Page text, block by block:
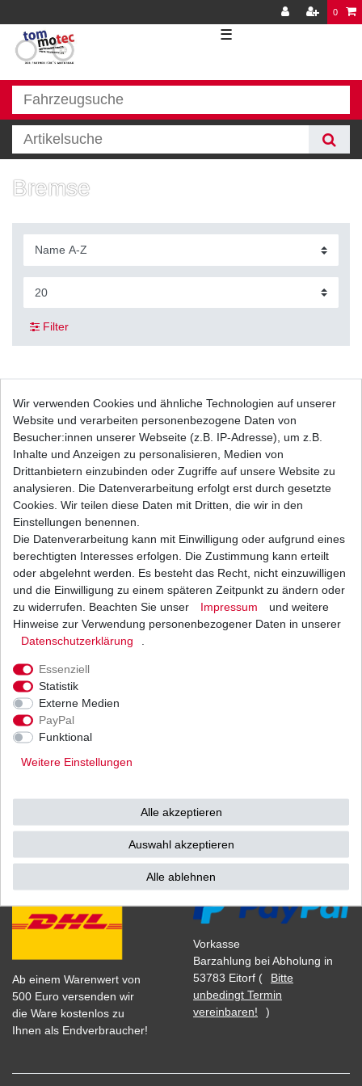
0
☰
Bremse
Filter
Bremsbeläge EBC FA 083 HH FA083HH FA 83
HH FA83HH Sinter Bremsklötze
UVP 35,49 € 24,29 € *
| 24,29 € / Satz
inkl. ges. MwSt. Versandkosten
Bremsbeläge EBC FA 083 TT FA083TT Standard
UVP 25,36 € 17,36 € *
1 Satz | 17,36 € / Satz
inkl. ges. MwSt. zzgl.
Ab einem Warenwert von
500 Euro versenden wir
die Ware kostenlos zu
Ihnen als Endverbraucher!
Bezahlarten
Vorkasse
Barzahlung bei Abholung in
53783 Eitorf (
Bitte
unbedingt Termin
vereinbaren!
)
Wir verwenden Cookies und ähnliche Technologien auf unserer
Website und verarbeiten personenbezogene Daten von
Besucher:innen unserer Webseite (z.B. IP-Adresse), um z.B.
Inhalte und Anzeigen zu personalisieren, Medien von
Drittanbietern einzubinden oder Zugriffe auf unsere Website zu
analysieren. Die Datenverarbeitung erfolgt erst durch gesetzte
Cookies. Wir teilen diese Daten mit Dritten, die wir in den
Einstellungen benennen.
Die Datenverarbeitung kann mit Einwilligung oder aufgrund eines
berechtigten Interesses erfolgen. Die Zustimmung kann erteilt
oder abgelehnt werden. Es besteht das Recht, nicht einzuwilligen
und die Einwilligung zu einem späteren Zeitpunkt zu ändern oder
zu widerrufen. Beachten Sie unser
Impressum
und weitere
Hinweise zur Verwendung personenbezogener Daten in unserer
Daten­schutz­erklärung
Essenziell
Statistik
Externe Medien
PayPal
Funktional
Weitere Einstellungen
Alle akzeptieren
Auswahl akzeptieren
Alle ablehnen